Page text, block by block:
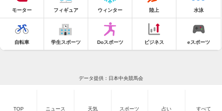
モーター フィギュア ウィンター 陸上 水泳
自転車 学生スポーツ Doスポーツ ビジネス eスポーツ
データ提供：日本中央競馬会
TOP ニュース 天気 スポーツ 占い すべて